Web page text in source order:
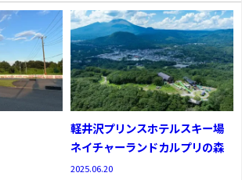
軽井沢プリンスホテルスキー場
ネイチャーランドカルプリの森
2025.06.20